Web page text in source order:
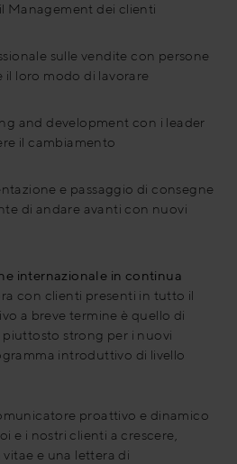
Management dei clienti
sulle vendite con persone
il loro modo di lavorare
and development con i leader
il cambiamento
e passaggio di consegne
di andare avanti con nuovi
internazionale in continua
con clienti presenti in tutto il
a breve termine è quello di
strong per i nuovi
introduttivo di livello
proattivo e dinamico
e i nostri clienti a crescere,
e una lettera di